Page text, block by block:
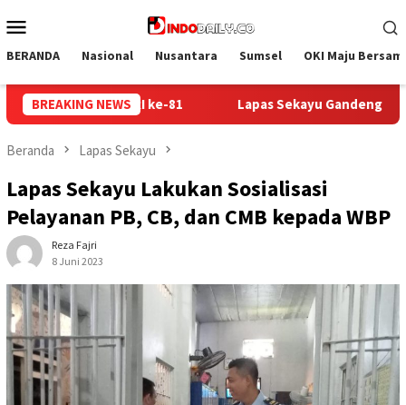
ke
Mobile
BERANDA Nasional Nusantara Sumsel OKI Maju
BREAKING NEWS
Gandeng Kwarcab Muba Berikan Materi Dasar Kepramukaan
Beranda Lapas Sekayu
Lapas Sekayu Lakukan Sosialisasi
Pelayanan PB, CB, dan CMB kepada WBP
Reza Fajri
8 Juni 2023